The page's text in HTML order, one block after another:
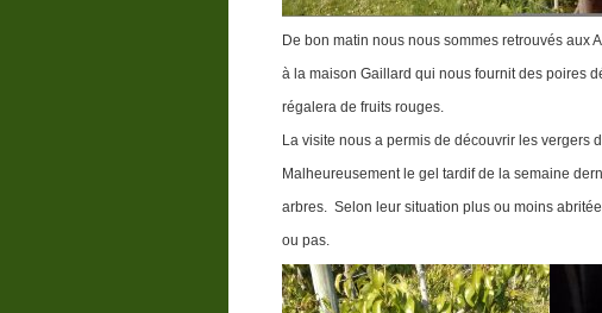
De bon matin nous nous sommes retrouvés aux
à la maison Gaillard qui nous fournit des poires
régalera de fruits rouges.
La visite nous a permis de découvrir les vergers
Malheureusement le gel tardif de la semaine
arbres. Selon leur situation plus ou moins
ou pas.